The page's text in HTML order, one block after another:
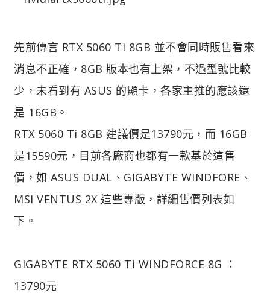
先前傳言 RTX 5060 Ti 8GB 並不會同時販售看來
消息不正確，8GB 版本也有上架，不過型號比較
少，未看到有 ASUS 的顯卡，各家主推的應該還
是 16GB。
RTX 5060 Ti 8GB 建議價是13790元，而 16GB
是15590元，目前各廠商也都有一款基於這售
價，如 ASUS DUAL、GIGABYTE WINDFORE、
MSI VENTUS 2X 這些專版，詳細售價列表如
下。
GIGABYTE RTX 5060 Ti WINDFORCE 8G ：
13790元